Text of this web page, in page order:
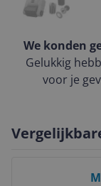
We konden
Gelukkig
voor je